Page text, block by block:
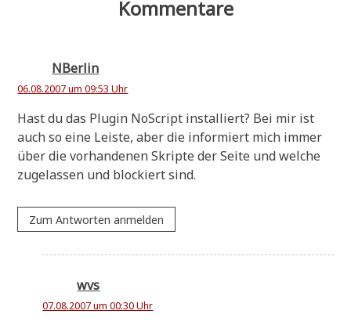
Kommentare
NBerlin
06.08.2007 um 09:53 Uhr
Hast du das Plug­in NoScript instal­liert? Bei mir ist
auch so eine Lei­ste, aber die infor­miert mich immer
über die vor­han­de­nen Skrip­te der Sei­te und wel­che
zuge­las­sen und blockiert sind.
Zum Antworten anmelden
wvs
07.08.2007 um 00:30 Uhr